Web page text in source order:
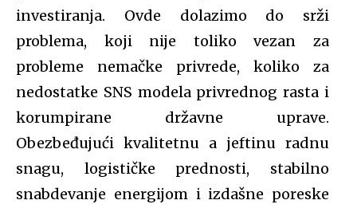
investiranja. Ovde dolazimo do srži
problema, koji nije toliko vezan za
probleme nemačke privrede, koliko za
nedostatke SNS modela privrednog rasta i
korumpirane državne uprave.
Obezbeđujući kvalitetnu a jeftinu radnu
snagu, logističke prednosti, stabilno
snabdevanje energijom i izdašne poreske